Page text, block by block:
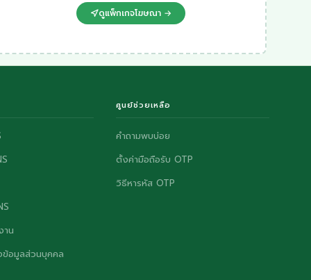
ดูแพ็กเกจโฆษณา →
าน
ข้อมูลส่วนบุคคล
ศูนย์ช่วยเหลือ
คำถามพบบ่อย
ตั้งค่ามือถือรับ OTP
วิธีหารหัส OTP